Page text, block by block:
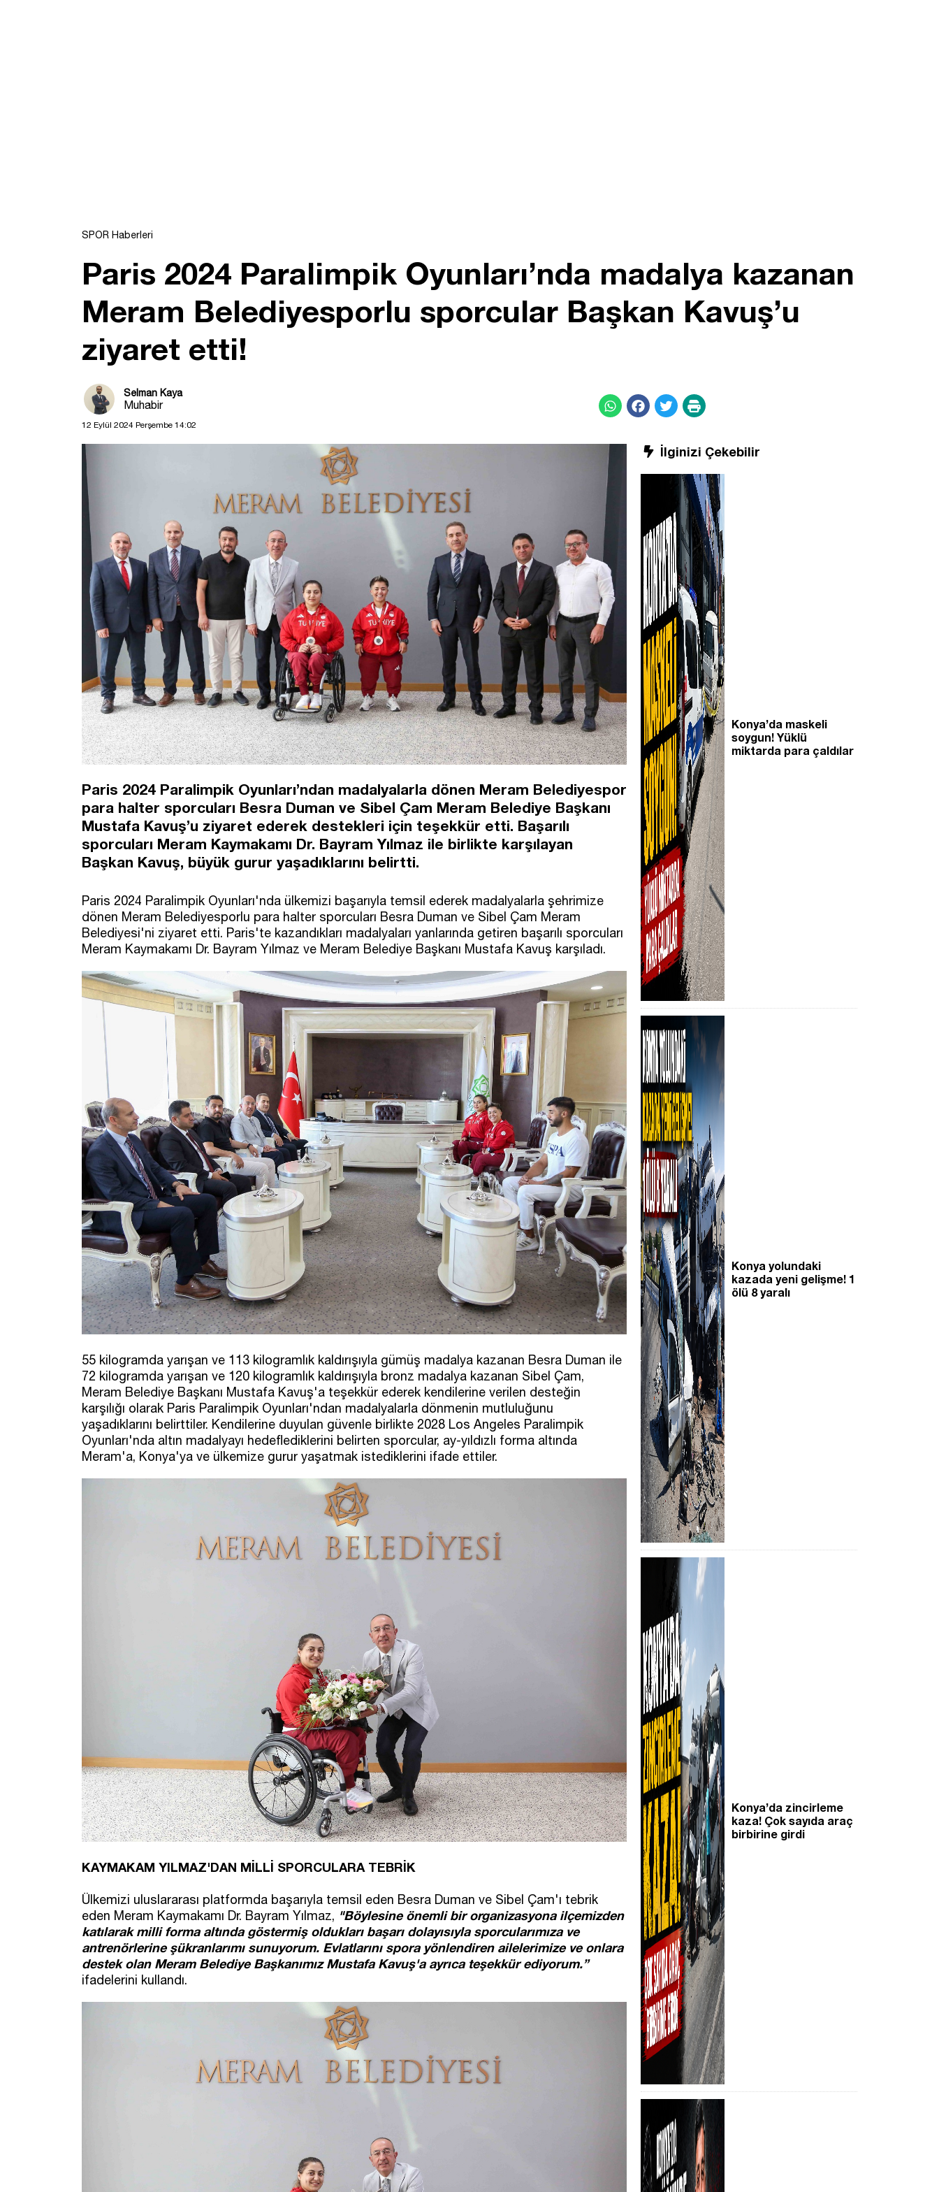
SPOR Haberleri
Paris 2024 Paralimpik Oyunları’nda madalya kazanan
Meram Belediyesporlu sporcular Başkan Kavuş’u
ziyaret etti!
Selman Kaya
Muhabir
12 Eylül 2024 Perşembe 14:02
Paris 2024 Paralimpik Oyunları’ndan madalyalarla dönen Meram Belediyespor
para halter sporcuları Besra Duman ve Sibel Çam Meram Belediye Başkanı
Mustafa Kavuş’u ziyaret ederek destekleri için teşekkür etti. Başarılı
sporcuları Meram Kaymakamı Dr. Bayram Yılmaz ile birlikte karşılayan
Başkan Kavuş, büyük gurur yaşadıklarını belirtti.
Paris 2024 Paralimpik Oyunları'nda ülkemizi başarıyla temsil ederek madalyalarla şehrimize
dönen Meram Belediyesporlu para halter sporcuları Besra Duman ve Sibel Çam Meram
Belediyesi'ni ziyaret etti. Paris'te kazandıkları madalyaları yanlarında getiren başarılı sporcuları
Meram Kaymakamı Dr. Bayram Yılmaz ve Meram Belediye Başkanı Mustafa Kavuş karşıladı.
55 kilogramda yarışan ve 113 kilogramlık kaldırışıyla gümüş madalya kazanan Besra Duman ile
72 kilogramda yarışan ve 120 kilogramlık kaldırışıyla bronz madalya kazanan Sibel Çam,
Meram Belediye Başkanı Mustafa Kavuş'a teşekkür ederek kendilerine verilen desteğin
karşılığı olarak Paris Paralimpik Oyunları'ndan madalyalarla dönmenin mutluluğunu
yaşadıklarını belirttiler. Kendilerine duyulan güvenle birlikte 2028 Los Angeles Paralimpik
Oyunları'nda altın madalyayı hedeflediklerini belirten sporcular, ay-yıldızlı forma altında
Meram'a, Konya'ya ve ülkemize gurur yaşatmak istediklerini ifade ettiler.
KAYMAKAM YILMAZ'DAN MİLLİ SPORCULARA TEBRİK
Ülkemizi uluslararası platformda başarıyla temsil eden Besra Duman ve Sibel Çam'ı tebrik
eden Meram Kaymakamı Dr. Bayram Yılmaz, "Böylesine önemli bir organizasyona ilçemizden
katılarak milli forma altında göstermiş oldukları başarı dolayısıyla sporcularımıza ve
antrenörlerine şükranlarımı sunuyorum. Evlatlarını spora yönlendiren ailelerimize ve onlara
destek olan Meram Belediye Başkanımız Mustafa Kavuş'a ayrıca teşekkür ediyorum.”
ifadelerini kullandı.
İlginizi Çekebilir
Konya’da maskeli
soygun! Yüklü
miktarda para çaldılar
Konya yolundaki
kazada yeni gelişme! 1
ölü 8 yaralı
Konya’da zincirleme
kaza! Çok sayıda araç
birbirine girdi